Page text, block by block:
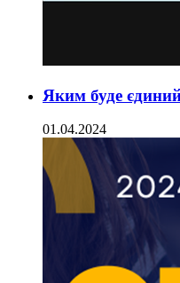
Яким буде
01.04.2024